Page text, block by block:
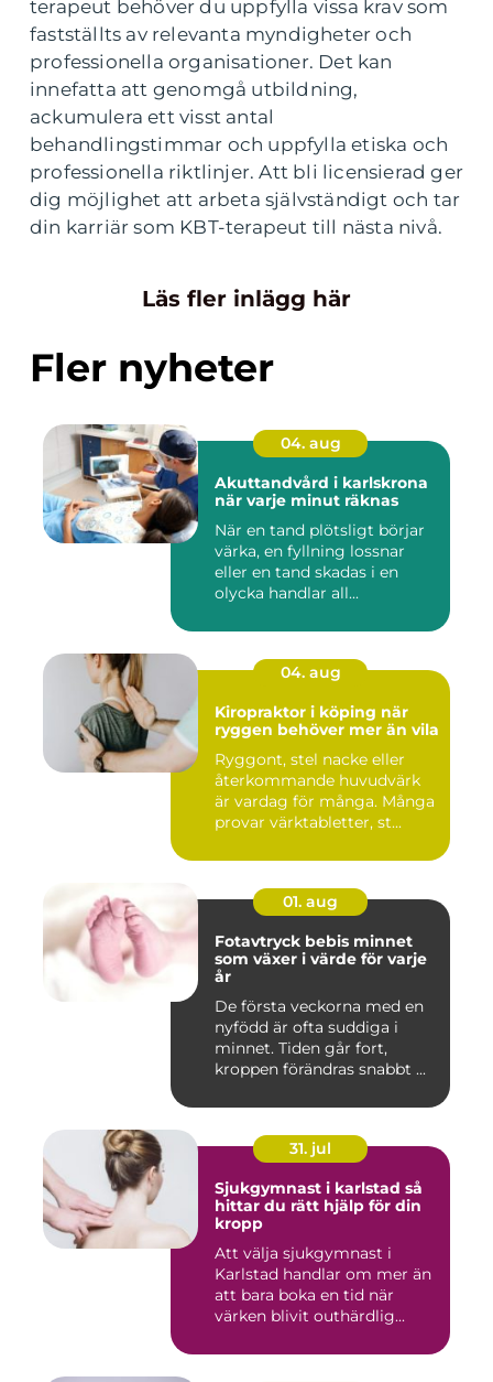
terapeut behöver du uppfylla vissa krav som
fastställts av relevanta myndigheter och
professionella organisationer. Det kan
innefatta att genomgå utbildning,
ackumulera ett visst antal
behandlingstimmar och uppfylla etiska och
professionella riktlinjer. Att bli licensierad ger
dig möjlighet att arbeta självständigt och tar
din karriär som KBT-terapeut till nästa nivå.
Läs fler inlägg här
Fler nyheter
04. aug
Akuttandvård i karlskrona
när varje minut räknas
När en tand plötsligt börjar
värka, en fyllning lossnar
eller en tand skadas i en
olycka handlar all...
04. aug
Kiropraktor i köping när
ryggen behöver mer än vila
Ryggont, stel nacke eller
återkommande huvudvärk
är vardag för många. Många
provar värktabletter, st...
01. aug
Fotavtryck bebis minnet
som växer i värde för varje
år
De första veckorna med en
nyfödd är ofta suddiga i
minnet. Tiden går fort,
kroppen förändras snabbt ...
31. jul
Sjukgymnast i karlstad så
hittar du rätt hjälp för din
kropp
Att välja sjukgymnast i
Karlstad handlar om mer än
att bara boka en tid när
värken blivit outhärdlig...